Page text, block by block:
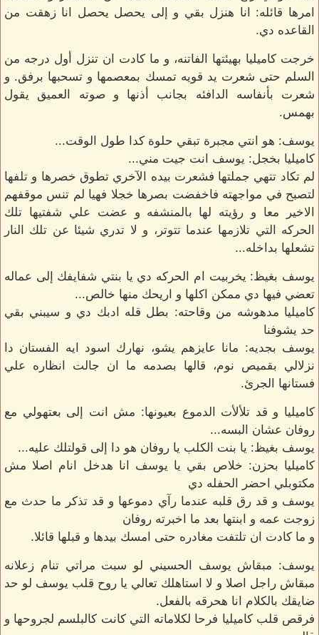
امرها قائله: انا هنزل بقي و إلى يحصل يحصل انا زهقت من
القاعده دي.
خرجت كاميليا بهيئتها الفاتنه، و ما كادت ان تنزل أول درجه من
السلم حتى شعرت يد قويه تمسك بمعصمها و تسحبها برفق. و
شعرت بأنفاسه الدافئه بجانب أذنها و صوته العميق يقول
بهمس.
يوسف: هو انتي مجبرة تبقي حلوة كدا طول الوقت...
كاميليا بخجل: يوسف انت جيت مني...
لم تكاد تتهي جملتها فشعرت بيده الآخري تطوق خصرها و تلفها
لتصبح في مواجهته فاخفضت بصرها خجلا فهيا لم تنس موقفهم
الاخير معا و رؤيته لها بالمنشفه و عضت علي شفتيها تلك
الحركه التي تلازمها عندما تتوتر، و لا تدري شيئا عن تلك النار
تشعلها بداخله...
يوسف بغيظ: يخربيت ام الحركه دي يا بنتي شفايفك إلى عماله
تعضي فيها دي ممكن اكلها و اريحك منها خالص...
كاميليا مدهوشه من وقاحته: بطل قله ادبك دي و سيبني بقي
حد يشوفنا
يوسف بجديه: مانا عايزهم يشو، نهارك اسود ايه الفستان دا
نزلالي بقميص نوم، قالها بصدمه ما ان جالت انظاره علي
فستانها الجرئ.
كاميليا و قد تلألأت الدموع بعيونها: مش انت إلى بعتهولي مع
روفان عشان البسه...
يوسف بغيظ: يا بنت الكلب يا روفان هو دا إلى قولتلك عليه...
كاميليا بحزن: خلاص بقي يا يوسف انا هدخل انام اصلا مش
مكتوبلي احضر الحفله دي
يوسف و قد رق قلبه عندما رآي دموعها و قد تذكر ما حدث مع
زوجت عمه و ابنتها بعد ما اخبرته روفان
و ما كادت ان تلتفت مغادره حتى امسك بيدها و قبلها قائلا.
يوسف: مبقاش يوسف الحسيني لو سبت مراتي تنام زعلانه
مبقاش راجل اصلا و لا استاهلك تعالي يا روح قلب يوسف لو حد
ضايقك بالكلام انا هحرقه بالفعل.
فرقص قلب كاميليا فرحا لكلاماته التي كانت كالبلسم لجروحها و